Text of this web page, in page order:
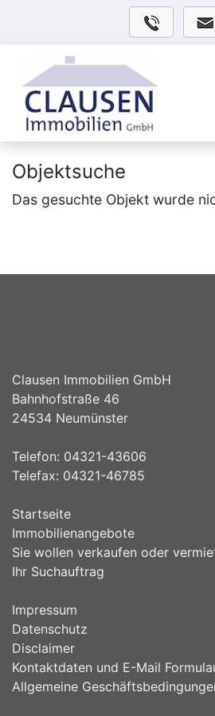
Objektsuche
Das gesuchte Objekt wurde
Clausen Immobilien GmbH
Bahnhofstraße 46
24534 Neumünster
Telefon: 04321-43606
Telefax: 04321-46785
Startseite
Immobilienangebote
Sie wollen verkaufen oder
Ihr Suchauftrag
Impressum
Datenschutz
Disclaimer
Kontaktdaten und E-Mail
Allgemeine